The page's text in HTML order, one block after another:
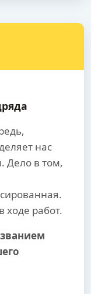
нас
Дело в том,
ходе работ.